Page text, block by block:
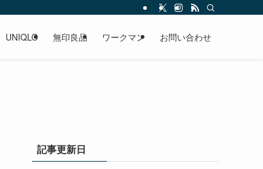
UNIQLO 無印良品 ワークマン お問い合わせ
記事更新日